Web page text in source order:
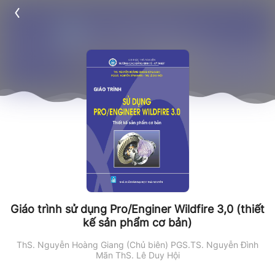
Giáo trình sử dụng Pro/Enginer Wildfire 3,0 (thiết
kế sản phẩm cơ bản)
ThS. Nguyễn Hoàng Giang (Chủ biên) PGS.TS. Nguyễn Đình
Mãn ThS. Lê Duy Hội